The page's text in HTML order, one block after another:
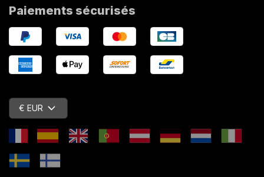
Paiements sécurisés
€ EUR